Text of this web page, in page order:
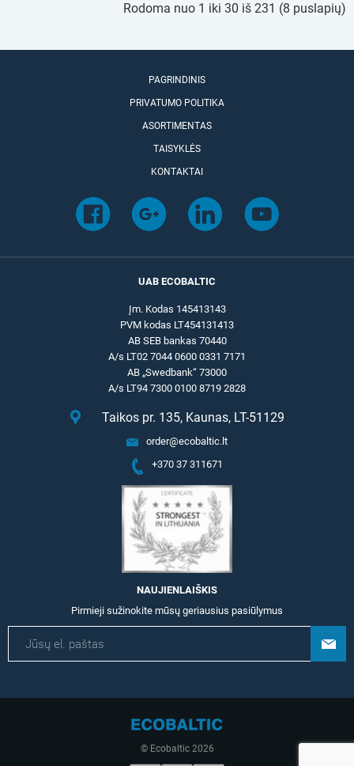
Rodoma nuo 1 iki 30 iš 231 (8 puslapių)
PAGRINDINIS
PRIVATUMO POLITIKA
ASORTIMENTAS
TAISYKLĖS
KONTAKTAI
UAB ECOBALTIC
Įm. Kodas 145413143
PVM kodas LT454131413
AB SEB bankas 70440
A/s LT02 7044 0600 0331 7171
AB „Swedbank“ 73000
A/s LT94 7300 0100 8719 2828
Taikos pr. 135, Kaunas, LT-51129
order@ecobaltic.lt
+370 37 311671
NAUJIENLAIŠKIS
Pirmieji sužinokite mūsų geriausius pasiūlymus
© Ecobaltic 2026